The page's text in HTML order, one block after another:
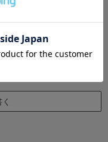
ん。